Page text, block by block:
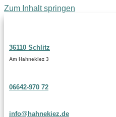
Zum Inhalt springen
36110 Schlitz
Am Hahnekiez 3
06642-970 72
info@hahnekiez.de